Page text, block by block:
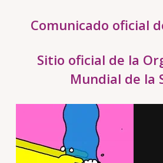
Comunicado oficial
Sitio oficial de la
Mundial de la